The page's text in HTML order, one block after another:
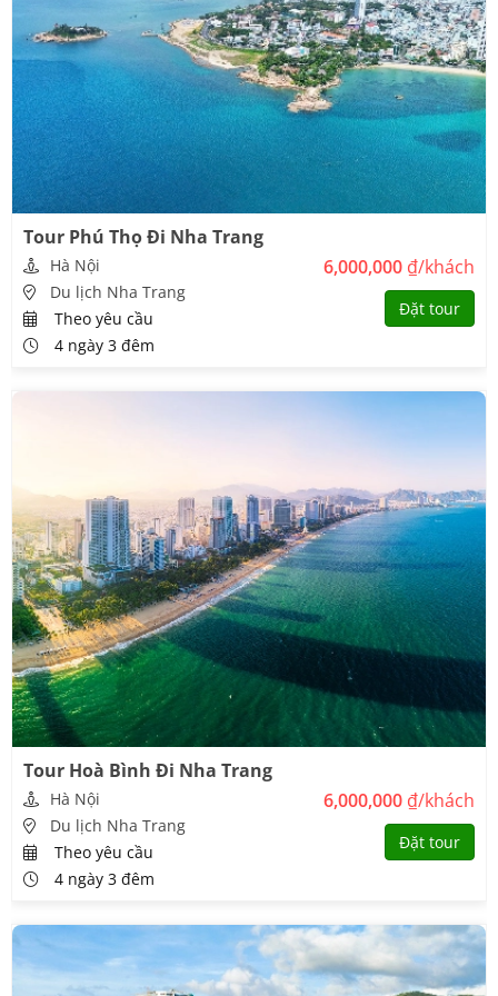
Check in vịnh Vân Phong
Viện Hải dương học Nha Trang
Là địa điểm du lịch Nha Trang tự túc phù hợp với gia đình và trẻ
em, Viện Hải dương học trưng bày đa dạng mẫu vật biển và nước
Hiện đang là nơi cư ngụ của hơn 1300 con khỉ.Trong đó khỉ mặt đỏ
và khỉ lông xám là hai loại chính. Hãy tận hưởng không gian tán
dừa xanh mát, tham quan các khu nuôi thả nguyên sinh, xem xiếc
khỉ, đua chó sẽ là những hoạt động rất hấp dẫn khi ghé thăm Đảo
Khỉ
Tháp Bà Ponagar Nha Trang
Danh thắng văn hóa bậc nhất của Nha Trang – Khánh Hoà đó
chính là tháp bà Ponagar là một quần thể đền thờ tiêu biểu của
nghệ thuật kiến trúc và điêu khắc dân tộc Chăm. Đây còn được
mệnh danh là niềm tự hào của thành phố biển.
Tour Phú Thọ Đi Nha Trang
Hà Nội
Du lịch Nha Trang
Theo yêu cầu
4 ngày 3 đêm
6,000,000 ₫/khách
Đặt tour
Tour Hoà Bình Đi Nha Trang
Hà Nội
Du lịch Nha Trang
Theo yêu cầu
4 ngày 3 đêm
6,000,000 ₫/khách
Đặt tour